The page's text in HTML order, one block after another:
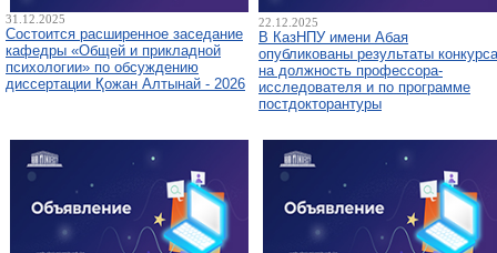
31.12.2025
Состоится расширенное заседание
кафедры «Общей и прикладной
психологии» по обсуждению
диссертации Қожан Алтынай - 2026
22.12.2025
В КазНПУ имени Абая
опубликованы результаты конкурса
на должность профессора-
исследователя и по программе
постдокторантуры